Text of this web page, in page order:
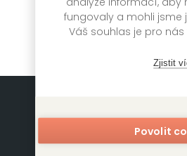
fungovaly a mohli jsme
Váš souhlas je pro
Zjistit
Povolit